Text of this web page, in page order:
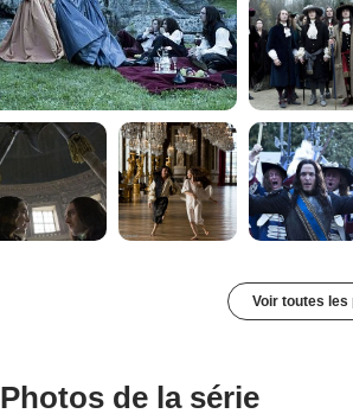
Voir toutes les
Photos de la série